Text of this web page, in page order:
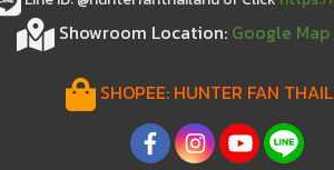
Showroom Location: Google
SHOPEE: HUNTER FAN